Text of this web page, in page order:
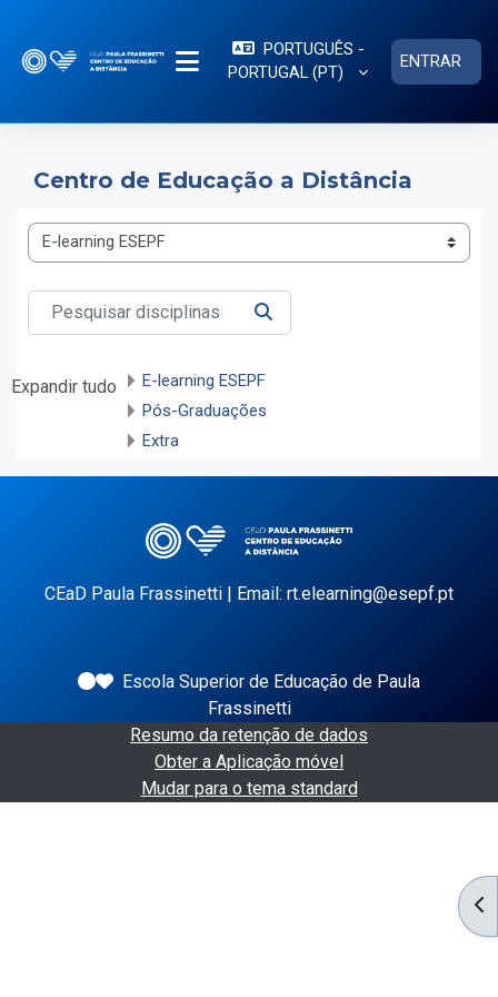
PAINEL LATERAL
PORTUGUÊS -
PORTUGAL ‎(PT)‎
ENTRAR
Centro de Educação a Distância
Categorias de disciplinas
Pesquisar disciplinas
PESQUISAR DISCIPLINAS
Expandir tudo
E-learning ESEPF
Pós-Graduações
Extra
CEaD Paula Frassinetti | Email: rt.elearning@esepf.pt
Escola Superior de Educação de Paula
Frassinetti
Resumo da retenção de dados
Obter a Aplicação móvel
Mudar para o tema standard